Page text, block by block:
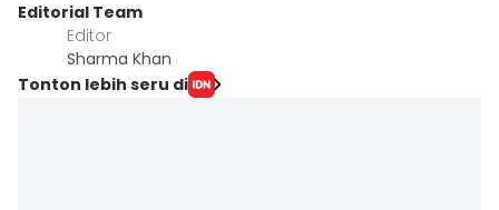
Editorial Team
Editor
Sharma Khan
Tonton lebih seru di